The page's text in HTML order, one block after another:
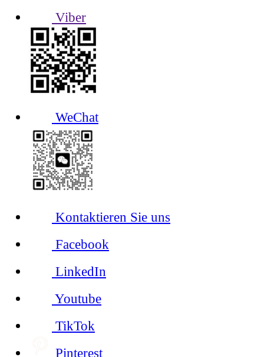
Viber
WeChat
Kontaktieren Sie uns
Facebook
LinkedIn
Youtube
TikTok
Pinterest